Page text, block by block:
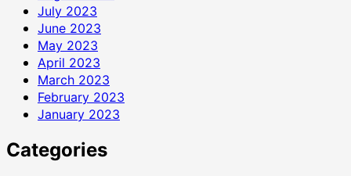
July 2023
June 2023
May 2023
April 2023
March 2023
February 2023
January 2023
Categories